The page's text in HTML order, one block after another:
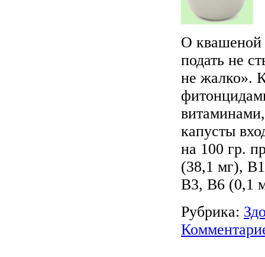
О квашеной
подать не
не жалко».
капусты
на 100 гр.
(38,1 мг),
В3, В6 (0,1
Рубрика: